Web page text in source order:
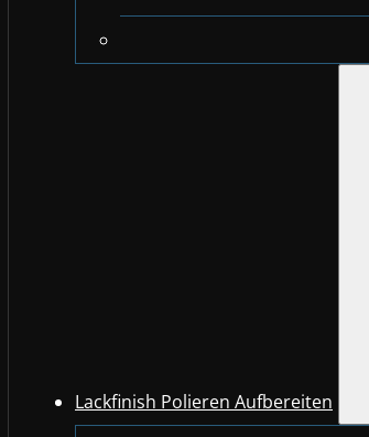
Lackfinish Polieren Aufbereiten